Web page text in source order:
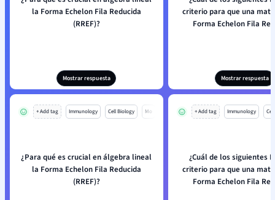
la Forma Echelon Fila Reducida
(RREF)?
Mostrar respuesta
criterio para que una
Forma Echelon Fila
Mostrar respuesta
+ Add tag Immunology Cell Biology Mo
¿Para qué es crucial en álgebra lineal
la Forma Echelon Fila Reducida
(RREF)?
+ Add tag Immunology
¿Cuál de los siguientes
criterio para que una
Forma Echelon Fila